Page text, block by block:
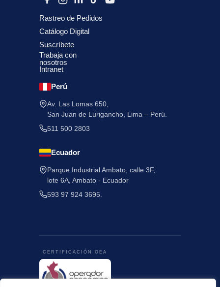
Rastreo de Pedidos
Catálogo Digital
Suscríbete
Trabaja con
nosotros
Intranet
Perú
Av. Las Lomas 650,
San Juan de Lurigancho, Lima – Perú.
511 500 2803
Ecuador
Parque Industrial Ambato, calle 3F,
lote 6A, Ambato - Ecuador
593 97 924 3695.
CERTIFICACIÓN OEA